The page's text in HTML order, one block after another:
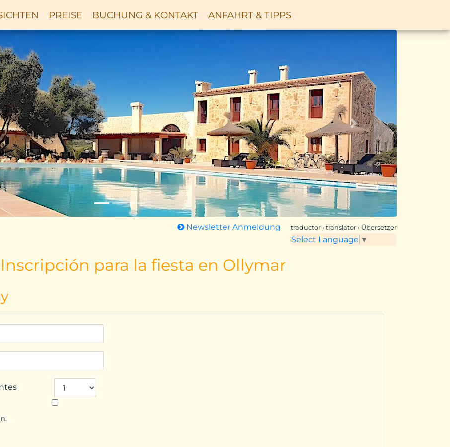
PREISE BUCHUNG & KONTAKT ANFAHRT & TIPPS
Vor
Newsletter Anmeldung traductor • translator • Übersetzer
Select Language ▼
para la fiesta en Ollymar